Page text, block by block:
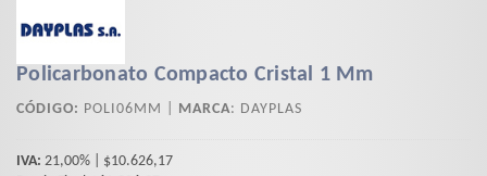
Policarbonato Compacto Cristal 1 Mm
CÓDIGO: POLI06MM | MARCA: DAYPLAS
IVA: 21,00% | $10.626,17